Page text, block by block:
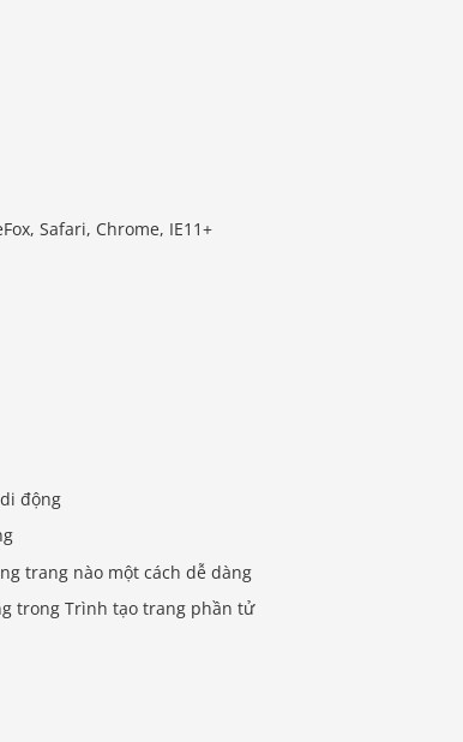
Safari, Chrome, IE11+
động
trang nào một cách dễ dàng
trong Trình tạo trang phần tử